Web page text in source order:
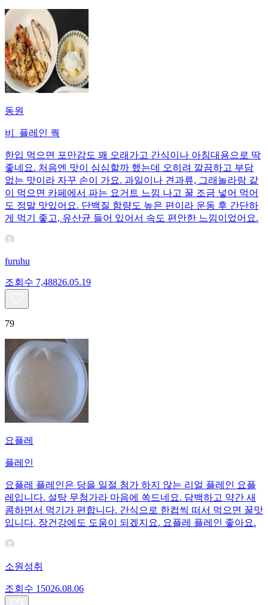
동원
비_플레인 쿽
한입 먹으면 포만감도 꽤 오래가고 간식이나 아침대용으로 딱
좋네요. 처음엔 맛이 심심할까 했는데 오히려 깔끔하고 부담
없는 맛이라 자꾸 손이 가요. 과일이나 견과류, 그래놀라랑 같
이 먹으면 카페에서 파는 요거트 느낌 나고 꿀 조금 넣어 먹어
도 정말 맛있어요. 단백질 함량도 높은 편이라 운동 후 간단하
게 먹기 좋고, 유산균 들어 있어서 속도 편안한 느낌이었어요.
furuhu
조회수 7,48826.05.19
79
요플레
플레인
요플레 플레인은 당을 일절 첨가 하지 않는 리얼 플레인 요플
레입니다. 설탕 무첨가라 마음에 쏙드네요. 담백하고 약간 새
콤하면서 먹기가 편합니다. 간식으로 한컵씩 떠서 먹으면 꿀맛
입니다. 장건강에도 도움이 되겠지요. 요플레 플레인 좋아요.
소원성취
조회수 15026.08.06